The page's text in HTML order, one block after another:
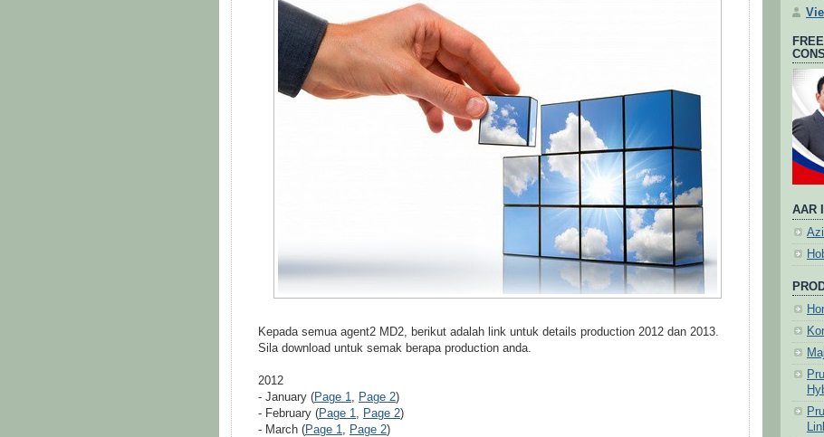
Kepada semua agent2 MD2, berikut adalah link untuk details production 2012 dan 2013.
Sila download untuk semak berapa production anda.
2012
- January (Page 1 Page 2)
- February (Page 1 Page 2)
- March (Page 1 Page 2)
AAR